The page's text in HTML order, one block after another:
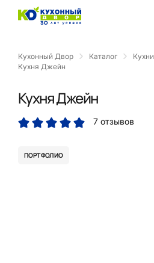
Кухонный Двор Каталог Кухни
Кухня Джейн
Кухня Джейн
7 отзывов
ПОРТФОЛИО